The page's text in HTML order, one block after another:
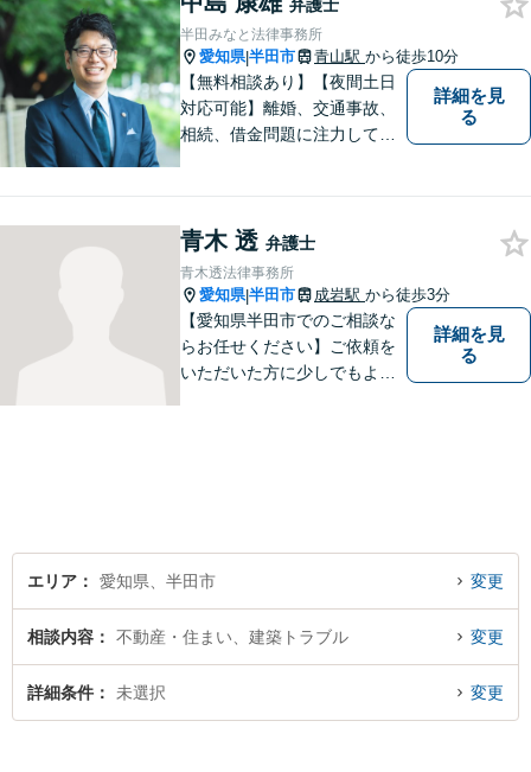
弁護士
半田みなと法律事務所
愛知県|半田市 青山駅 から徒歩10分
【無料相談あり】【夜間土日
対応可能】離婚、交通事故、
相続、借金問題に注力してお
詳細を見
る
青木 透 弁護士
青木透法律事務所
愛知県|半田市 成岩駅 から徒歩3分
【愛知県半田市でのご相談な
らお任せください】ご依頼を
いただいた方に少しでもよい
詳細を見
る
エリア 愛知県、半田市 変更
相談内容 不動産・住まい、建築トラブル 変更
詳細条件 未選択 変更